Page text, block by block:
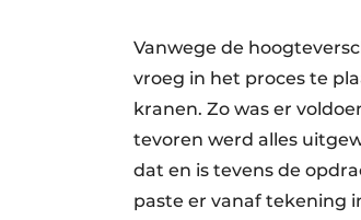
Vanwege de
vroeg in het proces te
kranen. Zo was er
tevoren werd alles
dat en is tevens de
paste er vanaf tekening